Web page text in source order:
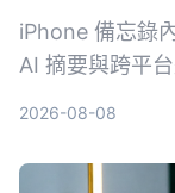
iPhone 備忘錄
AI 摘要與跨平
2026-08-08